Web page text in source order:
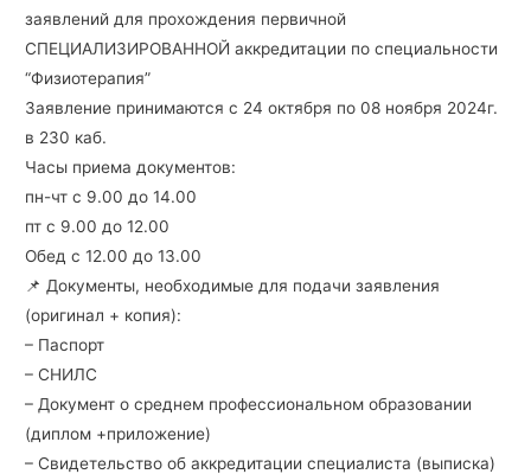
заявлений для прохождения первичной
СПЕЦИАЛИЗИРОВАННОЙ аккредитации по специальности
“Физиотерапия”
Заявление принимаются с 24 октября по 08 ноября 2024г.
в 230 каб.
Часы приема документов:
пн-чт с 9.00 до 14.00
пт с 9.00 до 12.00
Обед с 12.00 до 13.00
📌 Документы, необходимые для подачи заявления
(оригинал + копия):
– Паспорт
– СНИЛС
– Документ о среднем профессиональном образовании
(диплом +приложение)
– Свидетельство об аккредитации специалиста (выписка)